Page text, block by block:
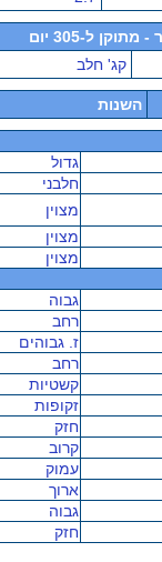
ל-305 יום
קג' חלב
השנות
גדול
חלבני
מצוין
מצוין
מצוין
גבוה
רחב
ז. גבוהים
רחב
קשטיות
זקופות
חזק
קרוב
עמוק
ארוך
גבוה
חזק